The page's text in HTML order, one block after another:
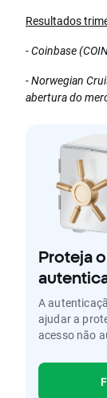
Resultados
- Coinbase
- Norwegian
abertura do
Proteja
A
ajudar a
acesso não